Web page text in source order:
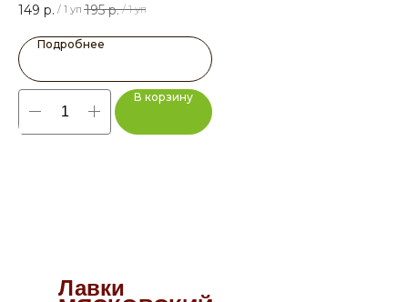
149 р. / 1 уп 195 р. / 1 уп
Подробнее
В корзину
Лавки